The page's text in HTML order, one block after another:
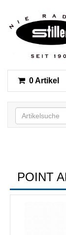
0 Artikel
POINT